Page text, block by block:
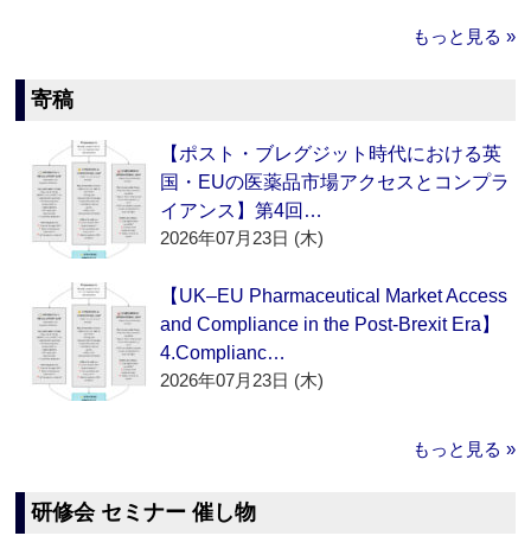
もっと見る »
寄稿
【ポスト・ブレグジット時代における英
国・EUの医薬品市場アクセスとコンプラ
イアンス】第4回…
2026年07月23日 (木)
【UK–EU Pharmaceutical Market Access
and Compliance in the Post-Brexit Era】
4.Complianc…
2026年07月23日 (木)
もっと見る »
研修会 セミナー 催し物